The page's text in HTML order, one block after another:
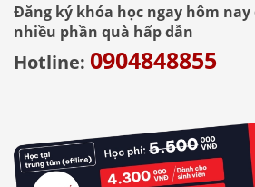
Đăng ký khóa học ngay hôm
nhiều phần quà hấp dẫn
Hotline: 0904848855